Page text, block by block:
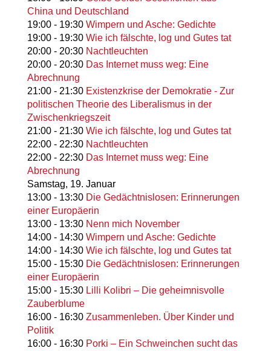
China und Deutschland
19:00- 19:30 Wimpern und Asche: Gedichte
19:00- 19:30 Wie ich fälschte, log und Gutes tat
20:00- 20:30 Nachtleuchten
20:00- 20:30 Das Internet muss weg: Eine
Abrechnung
21:00- 21:30 Existenzkrise der Demokratie - Zur
politischen Theorie des Liberalismus in der
Zwischenkriegszeit
21:00- 21:30 Wie ich fälschte, log und Gutes tat
22:00- 22:30 Nachtleuchten
22:00- 22:30 Das Internet muss weg: Eine
Abrechnung
Samstag, 19. Januar
13:00- 13:30 Die Gedächtnislosen: Erinnerungen
einer Europäerin
13:00- 13:30 Nenn mich November
14:00- 14:30 Wimpern und Asche: Gedichte
14:00- 14:30 Wie ich fälschte, log und Gutes tat
15:00- 15:30 Die Gedächtnislosen: Erinnerungen
einer Europäerin
15:00- 15:30 Lilli Kolibri – Die geheimnisvolle
Zauberblume
16:00- 16:30 Zusammenleben. Über Kinder und
Politik
16:00- 16:30 Porki – Ein Schweinchen sucht das